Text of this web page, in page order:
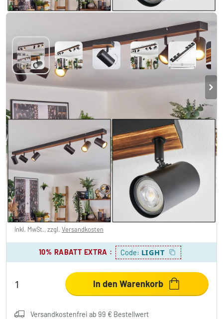
Gesteira Deckenleuchte Holz dunkel,
Schwarz, 6-flammig
-66% 59,99 €
Sie sparen 120,00 € UVP:179,99 €
inkl. MwSt., zzgl. Versandkosten
10% RABATT EXTRA : Code: LIGHT
In den Warenkorb
Versandkostenfrei ab 99 € Bestellwert